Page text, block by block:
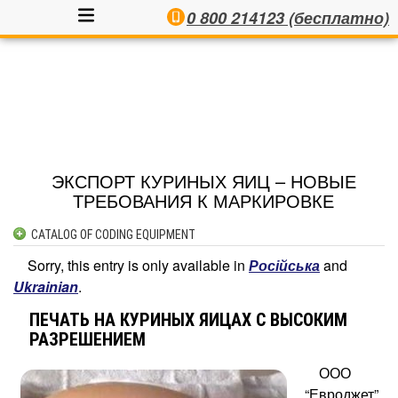
0 800 214123 (бесплатно)
ЭКСПОРТ КУРИНЫХ ЯИЦ – НОВЫЕ
ТРЕБОВАНИЯ К МАРКИРОВКЕ
CATALOG OF CODING EQUIPMENT
INKJET CODERS
AUTOMATIC LABELLERS
PRINT & APPLY SYSTEMS
CONTACTS
Sorry, this entry is only available in Російськаand
Ukrainian.
ПЕЧАТЬ НА КУРИНЫХ ЯИЦАХ С ВЫСОКИМ
РАЗРЕШЕНИЕМ
ООО
“Евроджет”